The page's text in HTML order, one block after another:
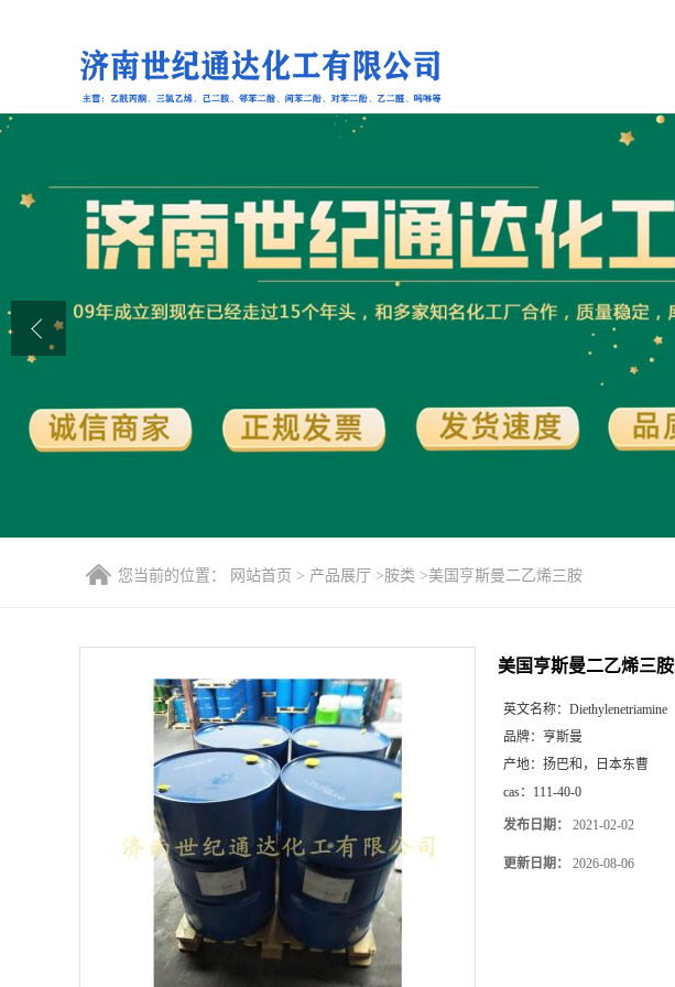
公司首页
产品展厅
联系方式
您当前的位置： 网站首页 > 产品展厅 >胺类 >美国亨斯曼二乙烯三胺
美国亨斯曼二乙烯三胺
英文名称： Diethylenetriamine
品牌： 亨斯曼
产地： 扬巴和，日本东曹
cas： 111-40-0
发布日期： 2021-02-02
更新日期： 2026-08-06